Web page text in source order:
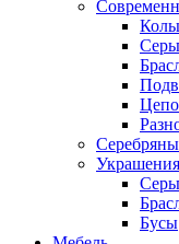
Бусы